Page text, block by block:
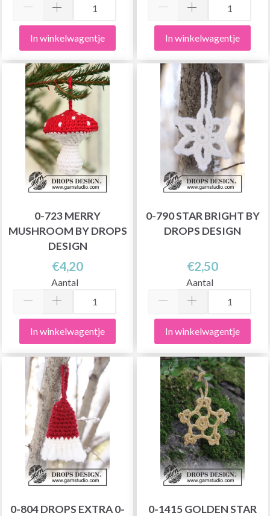
In winkelwagentje In winkelwagentje
0-723 MERRY
MUSHROOM BY DROPS
DESIGN
€4,20
Aantal
In winkelwagentje
0-790 STAR BRIGHT BY
DROPS DESIGN
€2,50
Aantal
In winkelwagentje
0-804 DROPS EXTRA 0-
0-1415 GOLDEN STAR